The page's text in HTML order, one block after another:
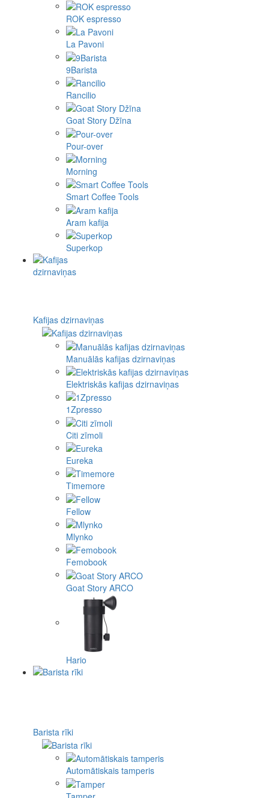
ROK espresso
La Pavoni
9Barista
Rancilio
Goat Story Džīna
Pour-over
Morning
Smart Coffee Tools
Aram kafija
Superkop
Kafijas dzirnaviņas
Manuālās kafijas dzirnaviņas
Elektriskās kafijas dzirnaviņas
1Zpresso
Citi zīmoli
Eureka
Timemore
Fellow
Mlynko
Femobook
Goat Story ARCO
Hario
Barista rīki
Automātiskais tamperis